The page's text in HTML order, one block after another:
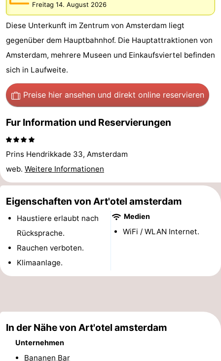
-
Het
Bos
-
Zimmer
(mit
Frühstück)
Lastminutes
Museen
Attraktionen
Sehen
&
tun
-
Museen
-
Kirchen
-
Experiences
Dörfer
Freitag 14. August 2026
Diese Unterkunft im Zentrum von Amsterdam liegt
gegenüber dem Hauptbahnhof. Die Hauptattraktionen von
Amsterdam, mehrere Museen und Einkaufsviertel befinden
sich in Laufweite.
Preise hier ansehen und direkt online reservieren
Fur Information und Reservierungen
Prins Hendrikkade 33, Amsterdam
web. Weitere Informationen
Eigenschaften von Art'otel amsterdam
Haustiere erlaubt nach
Rücksprache.
Rauchen verboten.
Klimaanlage.
Medien
WiFi / WLAN Internet.
In der Nähe von Art'otel amsterdam
Unternehmen
Bananen Bar